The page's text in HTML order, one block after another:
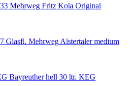
Fritz Kola Original
Alstertaler medium
Bayreuther hell 30 ltr. KEG